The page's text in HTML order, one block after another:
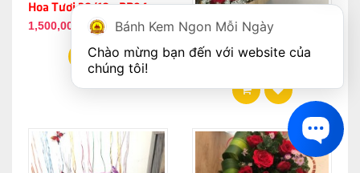
Hoa Tươi 20/10 - BP84
1,500,000đ
COMBO BÁNH VÀ HOA
1,500,000đ
Bánh Kem Ngon Mỗi Ngày
Chào mừng bạn đến với website của
chúng tôi!